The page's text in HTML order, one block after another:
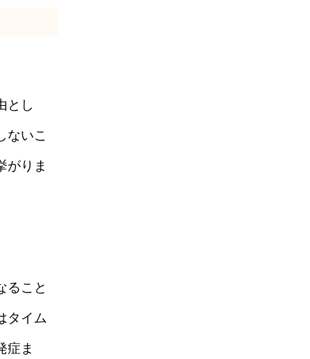
とし
ないこ
がりま
ること
タイム
症ま